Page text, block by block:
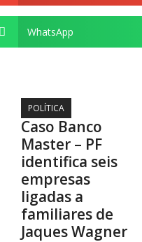
WhatsApp
POLÍTICA
Caso Banco
Master – PF
identifica seis
empresas
ligadas a
familiares de
Jaques Wagner